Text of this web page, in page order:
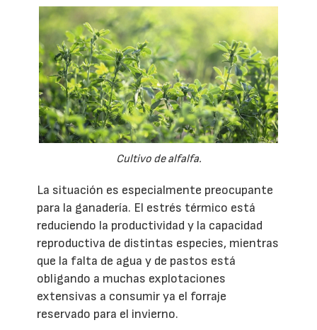
Cultivo de alfalfa.
La situación es especialmente preocupante
para la ganadería. El estrés térmico está
reduciendo la productividad y la capacidad
reproductiva de distintas especies, mientras
que la falta de agua y de pastos está
obligando a muchas explotaciones
extensivas a consumir ya el forraje
reservado para el invierno.